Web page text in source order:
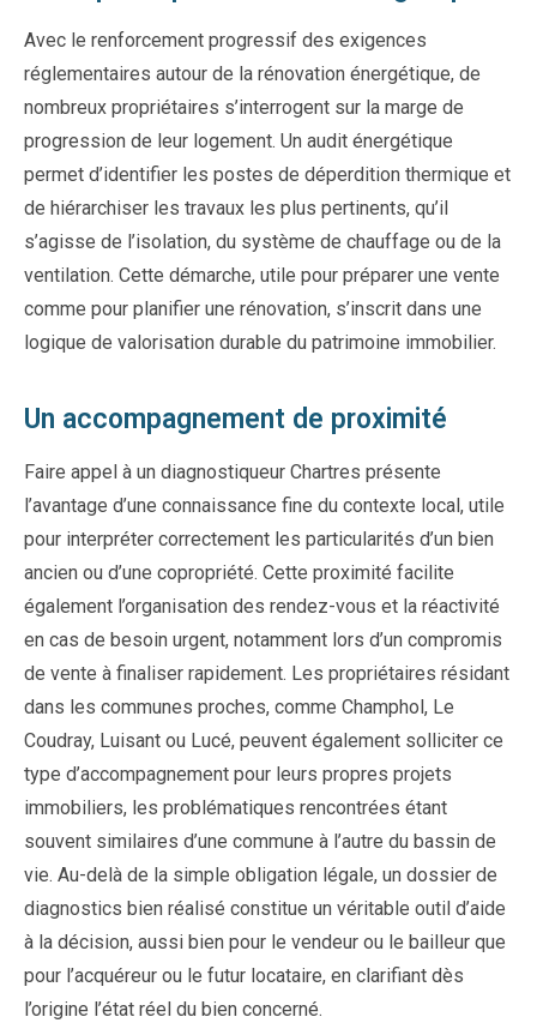
Avec le renforcement progressif des exigences
réglementaires autour de la rénovation énergétique, de
nombreux propriétaires s’interrogent sur la marge de
progression de leur logement. Un audit énergétique
permet d’identifier les postes de déperdition thermique et
de hiérarchiser les travaux les plus pertinents, qu’il
s’agisse de l’isolation, du système de chauffage ou de la
ventilation. Cette démarche, utile pour préparer une vente
comme pour planifier une rénovation, s’inscrit dans une
logique de valorisation durable du patrimoine immobilier.
Un accompagnement de proximité
Faire appel à un diagnostiqueur Chartres présente
l’avantage d’une connaissance fine du contexte local, utile
pour interpréter correctement les particularités d’un bien
ancien ou d’une copropriété. Cette proximité facilite
également l’organisation des rendez-vous et la réactivité
en cas de besoin urgent, notamment lors d’un compromis
de vente à finaliser rapidement. Les propriétaires résidant
dans les communes proches, comme Champhol, Le
Coudray, Luisant ou Lucé, peuvent également solliciter ce
type d’accompagnement pour leurs propres projets
immobiliers, les problématiques rencontrées étant
souvent similaires d’une commune à l’autre du bassin de
vie. Au-delà de la simple obligation légale, un dossier de
diagnostics bien réalisé constitue un véritable outil d’aide
à la décision, aussi bien pour le vendeur ou le bailleur que
pour l’acquéreur ou le futur locataire, en clarifiant dès
l’origine l’état réel du bien concerné.